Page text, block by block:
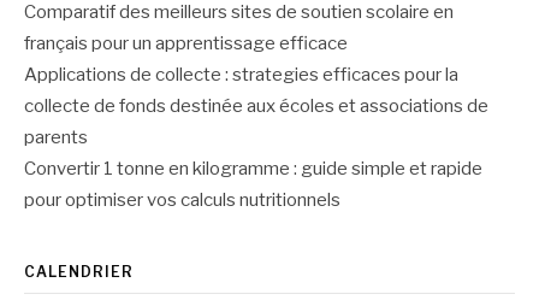
Comparatif des meilleurs sites de soutien scolaire en
français pour un apprentissage efficace
Applications de collecte : strategies efficaces pour la
collecte de fonds destinée aux écoles et associations de
parents
Convertir 1 tonne en kilogramme : guide simple et rapide
pour optimiser vos calculs nutritionnels
CALENDRIER